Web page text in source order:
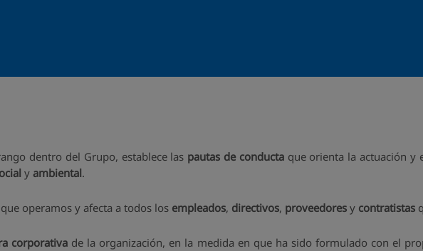
dentro del Grupo, establece las pautas de conductaque orienta la actuación y
y ambiental.
operamos y afecta a todos los empleados, directivos, proveedores y contratistas
corporativa de la organización, en la medida en que ha sido formulado con el